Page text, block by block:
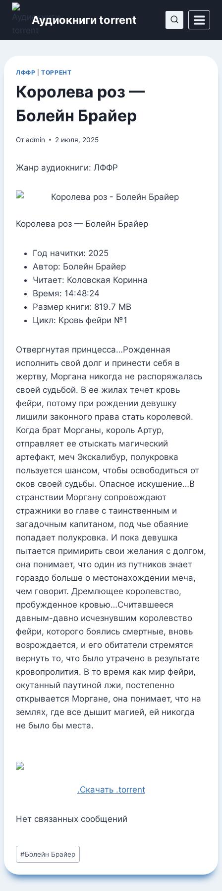
Перейти
содержимому
Аудиокниги torrent
ЛФФР |ТОРРЕНТ
Королева роз —
Болейн Брайер
Отadmin 2 июля, 2025
Жанр аудиокниги: ЛФФР
Королева роз — Болейн Брайер
Год начитки: 2025
Автор: Болейн Брайер
Читает: Коловская Коринна
Время: 14:48:24
Размер книги: 819.7 MB
Цикл: Кровь фейри №1
Отвергнутая принцесса…Рожденная
исполнить свой долг и принести себя в
жертву, Моргана никогда не распоряжалась
своей судьбой. В ее жилах течет кровь
фейри, потому при рождении девушку
лишили законного права стать королевой.
Когда брат Морганы, король Артур,
отправляет ее отыскать магический
артефакт, меч Экскалибур, полукровка
пользуется шансом, чтобы освободиться от
оков своей судьбы. Опасное искушение…В
странствии Моргану сопровождают
стражники во главе с таинственным и
загадочным капитаном, под чье обаяние
попадает полукровка. И пока девушка
пытается примирить свои желания с долгом,
она понимает, что один из путников знает
гораздо больше о местонахождении меча,
чем говорит. Дремлющее королевство,
пробужденное кровью…Считавшееся
давным-давно исчезнувшим королевство
фейри, которого боялись смертные, вновь
возрождается, и его обитатели стремятся
вернуть то, что было утрачено в результате
кровопролития. В то время как мир фейри,
окутанный паутиной лжи, постепенно
открывается Моргане, она понимает, что на
землях, где все дышит магией, ей никогда
не было бы места.
.Скачать .torrent
Нет связанных сообщений
Метки
записи:
#Болейн Брайер